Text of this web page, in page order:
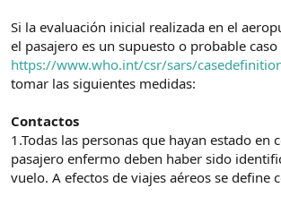
Si la evaluación inicial realizada en el
el pasajero es un supuesto o probable caso
https://www.who.int/csr/sars/
tomar las siguientes medidas:
Contactos
1.Todas las personas que hayan estado en
pasajero enfermo deben haber sido
vuelo. A efectos de viajes aéreos se define